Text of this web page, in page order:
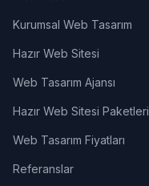
Kurumsal Web Tasarım
Hazır Web Sitesi
Web Tasarım Ajansı
Hazır Web Sitesi Paketleri
Web Tasarım Fiyatları
Referanslar